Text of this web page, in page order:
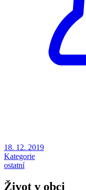
18. 12. 2019
Kategorie
ostatní
Život v obci